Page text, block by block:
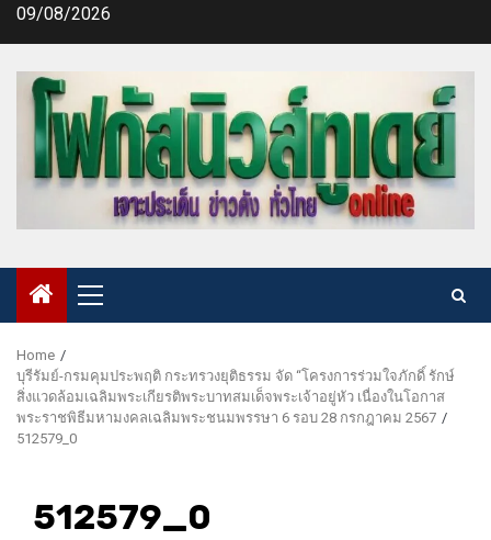
Skip09/08/2026
Primary
Menu
Home
บุรีรัมย์-กรมคุมประพฤติ กระทรวงยุติธรรม จัด “โครงการร่วมใจภักดิ์ รักษ์
สิ่งแวดล้อมเฉลิมพระเกียรติพระบาทสมเด็จพระเจ้าอยู่หัว เนื่องในโอกาส
พระราชพิธีมหามงคลเฉลิมพระชนมพรรษา 6 รอบ 28 กรกฎาคม 2567
512579_0
512579_0